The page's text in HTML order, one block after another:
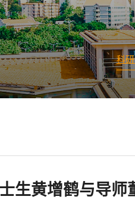
科
生黄增鹤与导师